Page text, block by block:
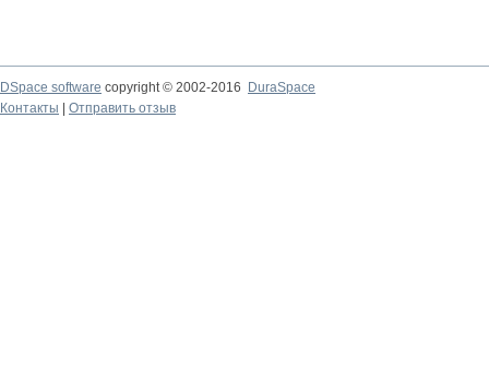
DSpace software copyright © 2002-2016
DuraSpace
Контакты
Отправить отзыв